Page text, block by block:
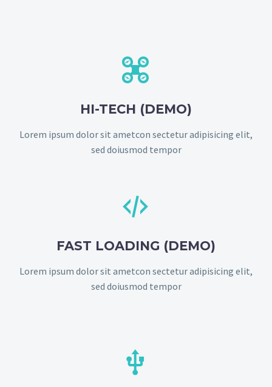


HI-TECH (DEMO)
Lorem ipsum dolor sit ametcon sectetur adipisicing elit,
sed doiusmod tempor


FAST LOADING (DEMO)
Lorem ipsum dolor sit ametcon sectetur adipisicing elit,
sed doiusmod tempor

